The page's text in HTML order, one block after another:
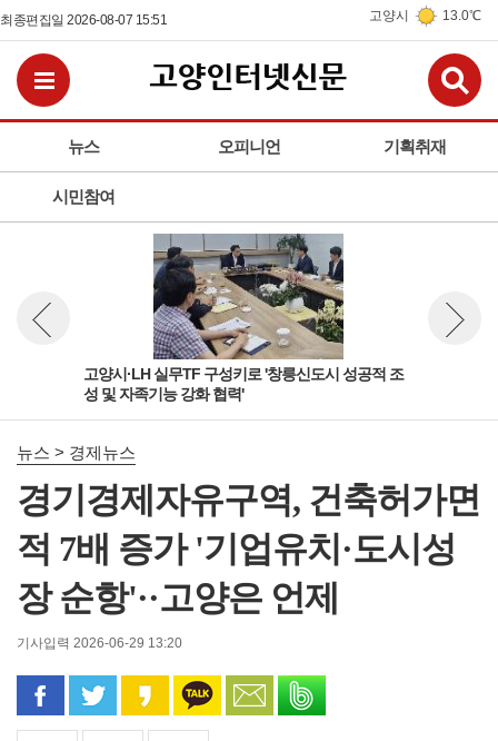
최종편집일 2026-08-07 15:51 고양시 13.0℃
뉴스 오피니언 기획취재
시민참여
전체메뉴보기
고양시·LH 실무TF 구성키로 '창릉신도시 성공적 조
성 및 자족기능 강화 협력'
뉴스 이전보기
뉴스 > 경제뉴스
경기경제자유구역, 건축허가면
적 7배 증가 '기업유치·도시성
장 순항'··고양은 언제
기사입력 2026-06-29 13:20
페이스북으로 공유
트위터로 공유카카오 스토리로 공유
카카오톡으로 공유
문자로 공유